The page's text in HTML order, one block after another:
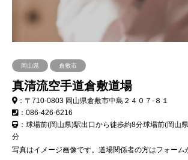
岡山県 倉敷市
真清流空手道倉敷道場
：〒710-0803 岡山県倉敷市中島２４０７-８１
：086-426-6216
：球場前(岡山県)駅出口から徒歩約8分球場前(岡山
分
写真はイメージ画像です。道場関係者の方はフォーム